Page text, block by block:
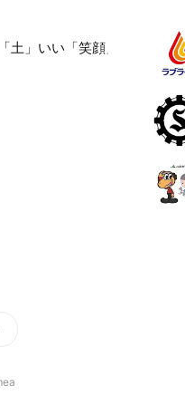
」いい「笑顔」